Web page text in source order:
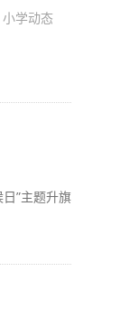
小学动态